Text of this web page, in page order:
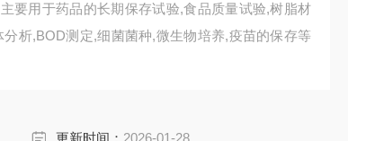
要用于药品的长期保存试验,食品质量试验,树脂材
析,BOD测定,细菌菌种,微生物培养,疫苗的保存等
更新时间： 2026-01-28